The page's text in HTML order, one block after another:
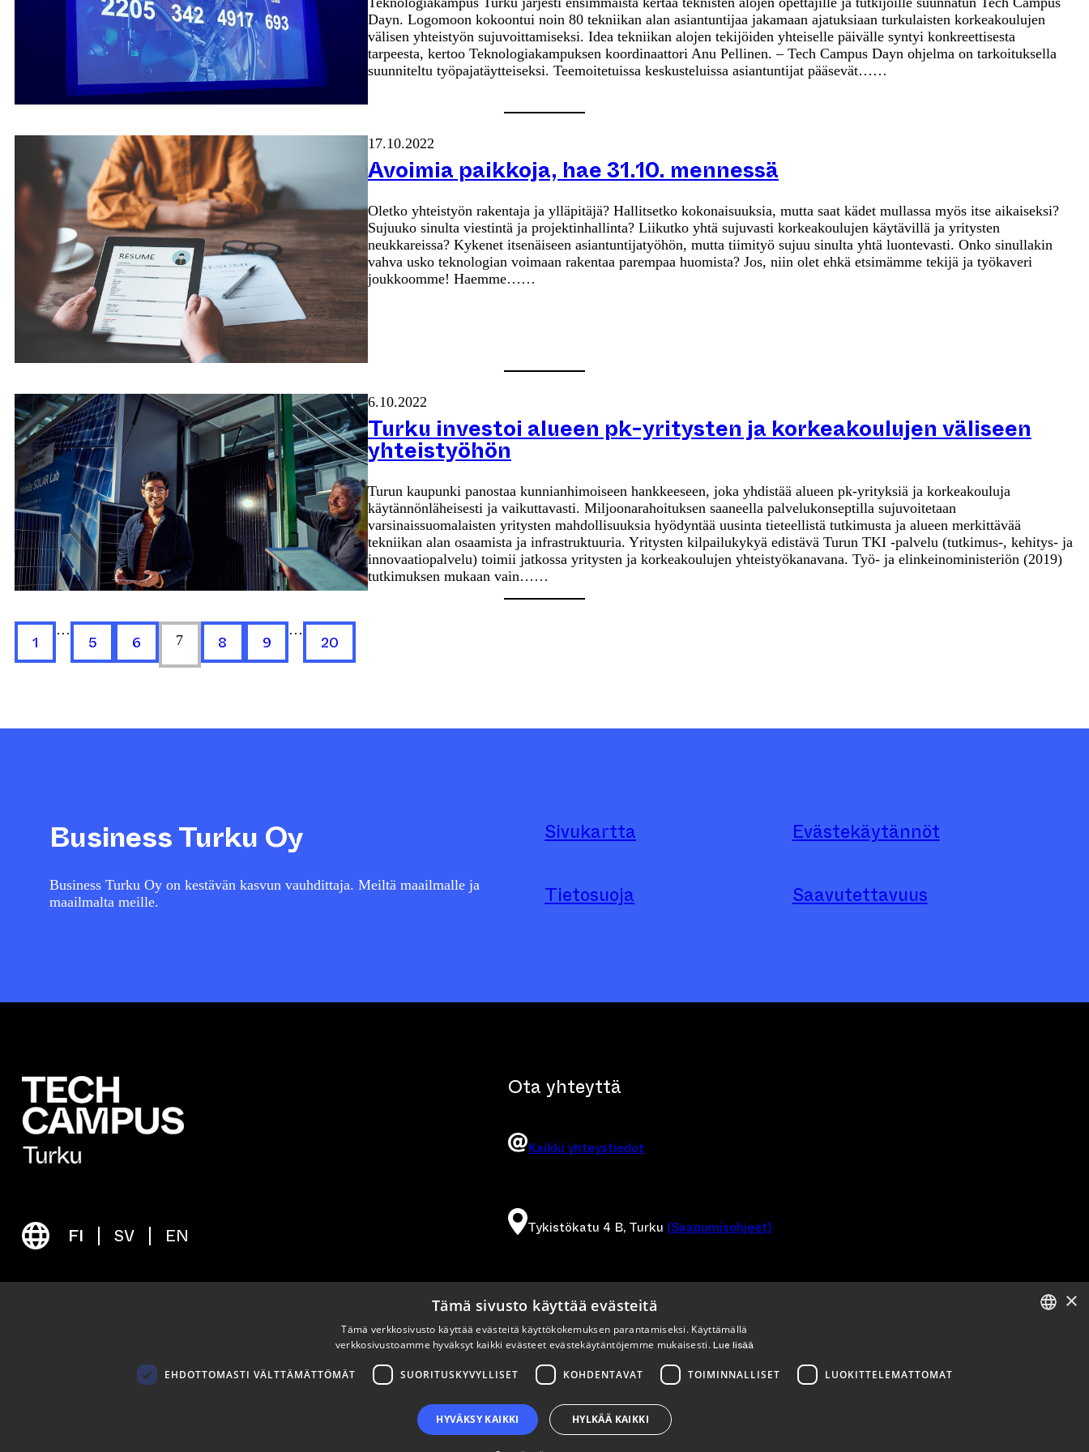
Dayn. Logomoon kokoontui noin 80 tekniikan alan asiantuntijaa jakamaan ajatuksiaan turkulaisten korkeakoulujen
välisen yhteistyön sujuvoittamiseksi. Idea tekniikan alojen tekijöiden yhteiselle päivälle syntyi konkreettisesta
tarpeesta, kertoo Teknologiakampuksen koordinaattori Anu Pellinen. – Tech Campus Dayn ohjelma on tarkoituksella
suunniteltu työpajatäytteiseksi. Teemoitetuissa keskusteluissa asiantuntijat pääsevät……
17.10.2022
Avoimia paikkoja, hae 31.10. mennessä
Oletko yhteistyön rakentaja ja ylläpitäjä? Hallitsetko kokonaisuuksia, mutta saat kädet mullassa myös itse aikaiseksi?
Sujuuko sinulta viestintä ja projektinhallinta? Liikutko yhtä sujuvasti korkeakoulujen käytävillä ja yritysten
neukkareissa? Kykenet itsenäiseen asiantuntijatyöhön, mutta tiimityö sujuu sinulta yhtä luontevasti. Onko sinullakin
vahva usko teknologian voimaan rakentaa parempaa huomista? Jos, niin olet ehkä etsimämme tekijä ja työkaveri
joukkoomme! Haemme……
6.10.2022
Turku investoi alueen pk-yritysten ja korkeakoulujen väliseen
yhteistyöhön
Turun kaupunki panostaa kunnianhimoiseen hankkeeseen, joka yhdistää alueen pk-yrityksiä ja korkeakouluja
käytännönläheisesti ja vaikuttavasti. Miljoonarahoituksen saaneella palvelukonseptilla sujuvoitetaan
varsinaissuomalaisten yritysten mahdollisuuksia hyödyntää uusinta tieteellistä tutkimusta ja alueen merkittävää
tekniikan alan osaamista ja infrastruktuuria. Yritysten kilpailukykyä edistävä Turun TKI -palvelu (tutkimus-, kehitys- ja
innovaatiopalvelu) toimii jatkossa yritysten ja korkeakoulujen yhteistyökanavana. Työ- ja elinkeinoministeriön (2019)
tutkimuksen mukaan vain……
1
…
5 6 7 8 9
…
20
Business Turku Oy
Business Turku Oy on kestävän kasvun vauhdittaja. Meiltä maailmalle ja
maailmalta meille.
Sivukartta
Tietosuoja
Evästekäytännöt
Saavutettavuus
FI SV EN
Ota yhteyttä
Kaikki yhteystiedot
Tykistökatu 4 B, Turku (Saapumisohjeet)
×
Tämä sivusto käyttää evästeitä
Tämä verkkosivusto käyttää evästeitä käyttökokemuksen parantamiseksi. Käyttämällä
verkkosivustoamme hyväksyt kaikki evästeet evästekäytäntöjemme mukaisesti.Lue lisää
EHDOTTOMASTI VÄLTTÄMÄTTÖMÄT SUORITUSKYVYLLISET KOHDENTAVAT TOIMINNALLISET LUOKITTELEMATTOMAT
HYVÄKSY KAIKKI HYLKÄÄ KAIKKI